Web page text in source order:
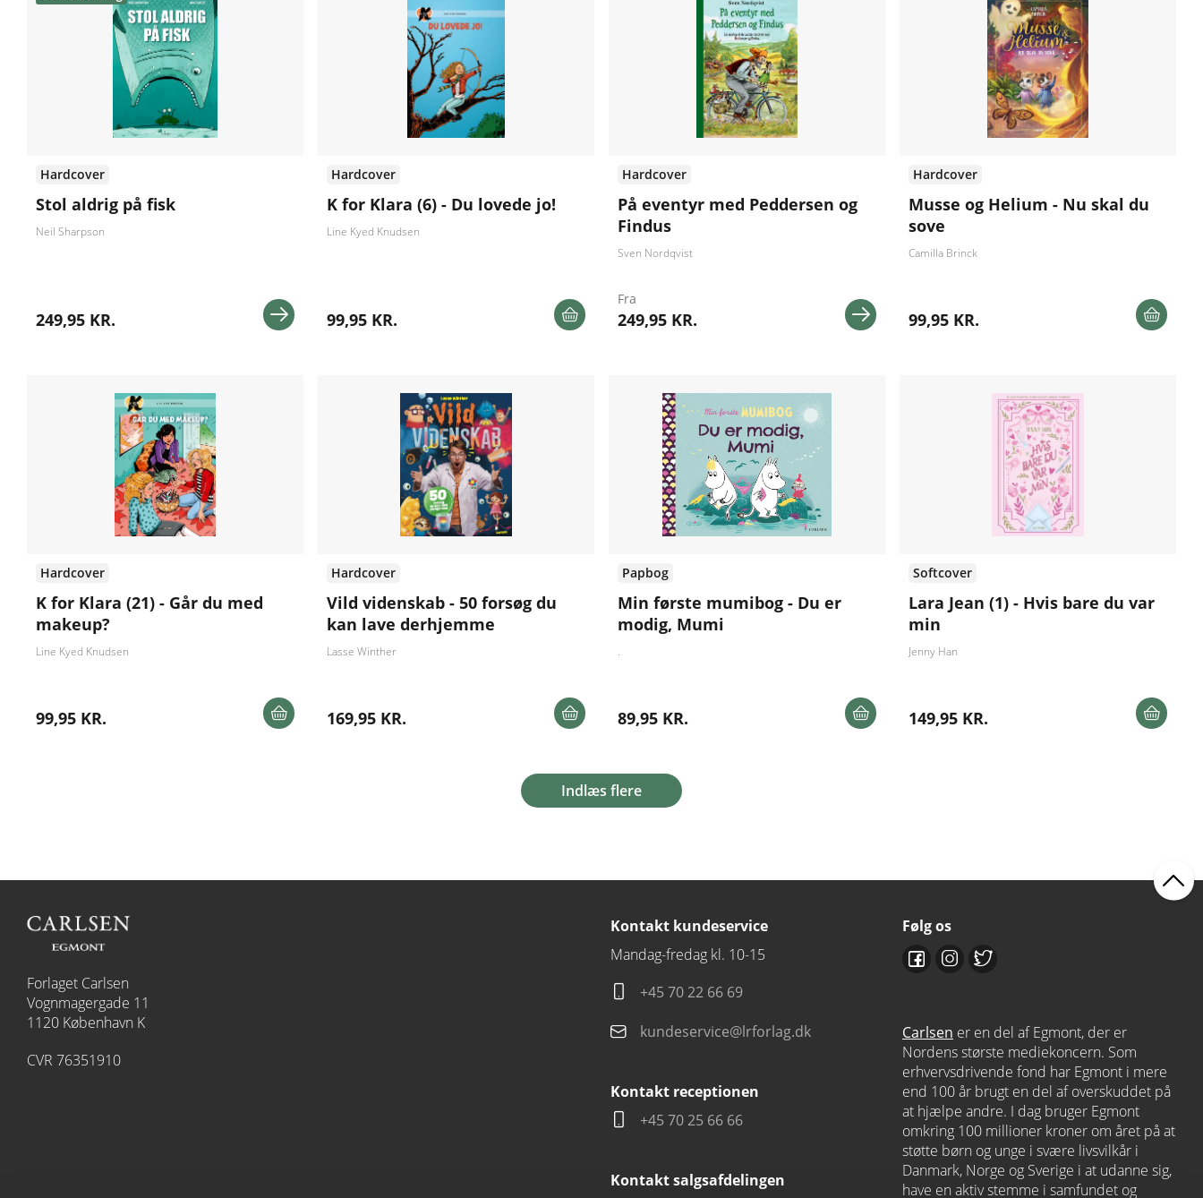
Hardcover
Stol aldrig på fisk
Neil Sharpson
249,95 KR.
Hardcover
K for Klara (6) - Du lovede jo!
Line Kyed Knudsen
99,95 KR.
Hardcover
På eventyr med Peddersen og
Findus
Sven Nordqvist
Fra
249,95 KR.
Hardcover
Musse og Helium - Nu skal du
sove
Camilla Brinck
99,95 KR.
Hardcover
K for Klara (21) - Går du med
makeup?
Line Kyed Knudsen
99,95 KR.
Hardcover
Vild videnskab - 50 forsøg du
kan lave derhjemme
Lasse Winther
169,95 KR.
Papbog
Min første mumibog - Du er
modig, Mumi
.
89,95 KR.
Softcover
Lara Jean (1) - Hvis bare du var
min
Jenny Han
149,95 KR.
Indlæs flere
Forlaget Carlsen
Vognmagergade 11
1120 København K
CVR 76351910
Kontakt kundeservice
Mandag-fredag kl. 10-15
+45 70 22 66 69
kundeservice@lrforlag.dk
Kontakt receptionen
+45 70 25 66 66
Kontakt salgsafdelingen
Følg os
Carlsen er en del af Egmont, der er
Nordens største mediekoncern. Som
erhvervsdrivende fond har Egmont i mere
end 100 år brugt en del af overskuddet på
at hjælpe andre. I dag bruger Egmont
omkring 100 millioner kroner om året på at
støtte børn og unge i svære livsvilkår i
Danmark, Norge og Sverige i at udanne sig,
have en aktiv stemme i samfundet og